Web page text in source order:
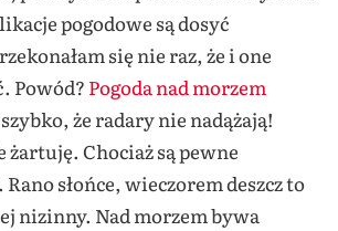
pogodowe są dosyć
się nie raz, że i one
Powód? Pogoda nad morzem
że radary nie nadążają!
Chociaż są pewne
słońce, wieczorem deszcz to
nizinny. Nad morzem bywa